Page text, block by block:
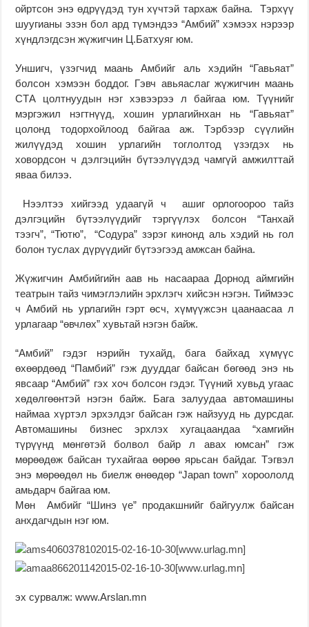
ойртсон энэ өдрүүдэд тун хүчтэй тархаж байна. Тэрхүү
шуугианы эзэн бол ард түмэндээ “Амбий” хэмээх нэрээр
хүндлэгдсэн жүжигчин Ц.Батхуяг юм.
Уншигч, үзэгчид маань Амбийг аль хэдийн “Гавьяат”
болсон хэмээн боддог. Гэвч авьяаслаг жүжигчин маань
СТА цолтнуудын нэг хэвээрээ л байгаа юм. Түүнийг
мэргэжил нэгтнүүд, хошин урлагийнхан нь “Гавьяат”
цолонд тодорхойлоод байгаа аж. Тэрбээр сүүлийн
жилүүдэд хошин урлагийн тоглолтод үзэгдэх нь
ховордсон ч дэлгэцийн бүтээлүүдэд чамгүй амжилттай
яваа билээ.
Нээлтээ хийгээд удаагүй ч ашиг орлогоороо тайз
дэлгэцийн бүтээлүүдийг тэргүүлэх болсон “Танхай
тээгч”, “Тютю”, “Содура” зэрэг кинонд аль хэдий нь гол
болон туслах дүрүүдийг бүтээгээд амжсан байна.
Жүжигчин Амбийгийн аав нь насаараа Дорнод аймгийн
театрын тайз чимэглэлийн эрхлэгч хийсэн нэгэн. Тиймээс
ч Амбий нь урлагийн гэрт өсч, хүмүүжсэн цаанаасаа л
урлагаар “өвчлөх” хувьтай нэгэн байж.
“Амбий” гэдэг нэрийн тухайд, бага байхад хүмүүс
өхөөрдөөд “Памбий” гэж дууддаг байсан бөгөөд энэ нь
явсаар “Амбий” гэх хоч болсон гэдэг. Түүний хувьд угаас
хөдөлгөөнтэй нэгэн байж. Бага залуудаа автомашины
наймаа хүртэл эрхэлдэг байсан гэж найзууд нь дурсдаг.
Автомашины бизнес эрхлэх хугацаандаа “хамгийн
түрүүнд мөнгөтэй болвол байр л авах юмсан” гэж
мөрөөдөж байсан тухайгаа өөрөө ярьсан байдаг. Тэгвэл
энэ мөрөөдөл нь биелж өнөөдөр “Japan town” хороололд
амьдарч байгаа юм.
Мөн Амбийг “Шинэ үе” продакшнийг байгуулж байсан
анхдагчдын нэг юм.
эх сурвалж: www.Arslan.mn